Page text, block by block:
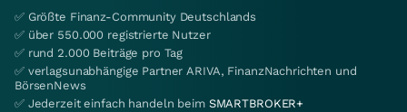
✅ Größte Finanz-Community Deutschlands
✅ über 550.000 registrierte Nutzer
✅ rund 2.000 Beiträge pro Tag
✅ verlagsunabhängige Partner ARIVA, FinanzNachrichten und
BörsenNews
✅ Jederzeit einfach handeln beim SMARTBROKER+